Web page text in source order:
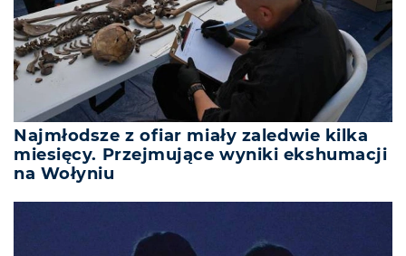
Najmłodsze z ofiar miały zaledwie kilka
miesięcy. Przejmujące wyniki ekshumacji
na Wołyniu